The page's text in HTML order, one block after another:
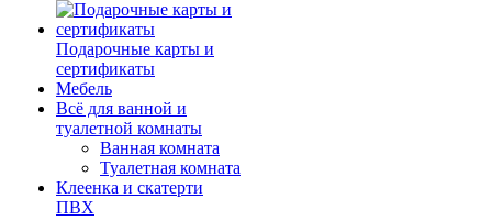
Подарочные карты и
сертификаты
Мебель
Всё для ванной и
туалетной комнаты
Ванная комната
Туалетная комната
Клеенка и скатерти
ПВХ